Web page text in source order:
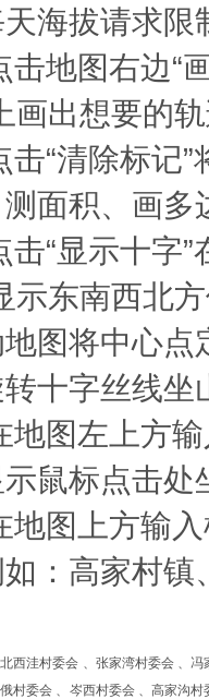
海拔请求
地图右边“画
画出想要的
“清除标记
测面积、画多
“显示十字”
示东南西北
图将中心
十字丝线坐
图左上方
鼠标点击处
图上方输
：高家村镇
西洼村委会 、张家湾村委会 、
村委会 、岑西村委会 、高家沟